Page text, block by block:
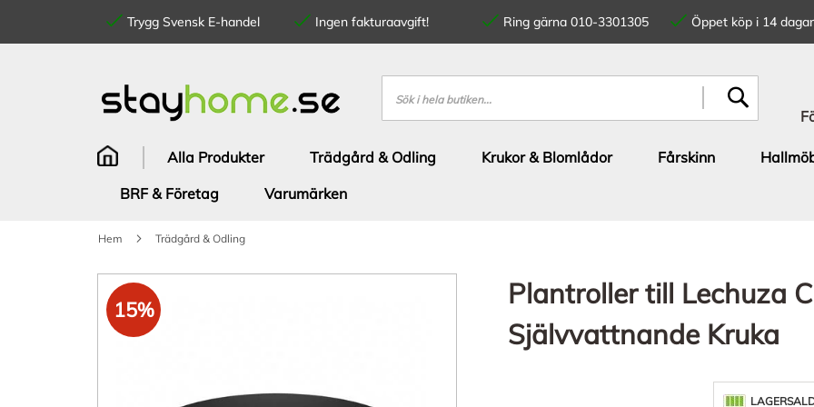
Trygg Svensk E-handel Ingen fakturaavgift! Ring gärna 010-3301305
Öppet köp i 14
innehållet
Sök
Alla Produkter Trädgård & Odling Krukor & Blomlådor Fårskinn
BRF & Företag
Varumärken
Hem Trädgård & Odling
Hoppa
till
slutet15%
Plantroller till Lechuza
Självvattnande Kruka